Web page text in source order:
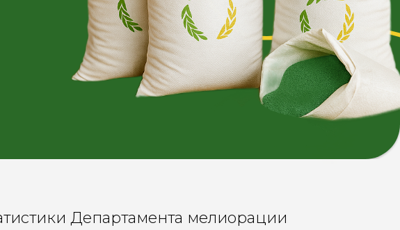
Департамента мелиорации